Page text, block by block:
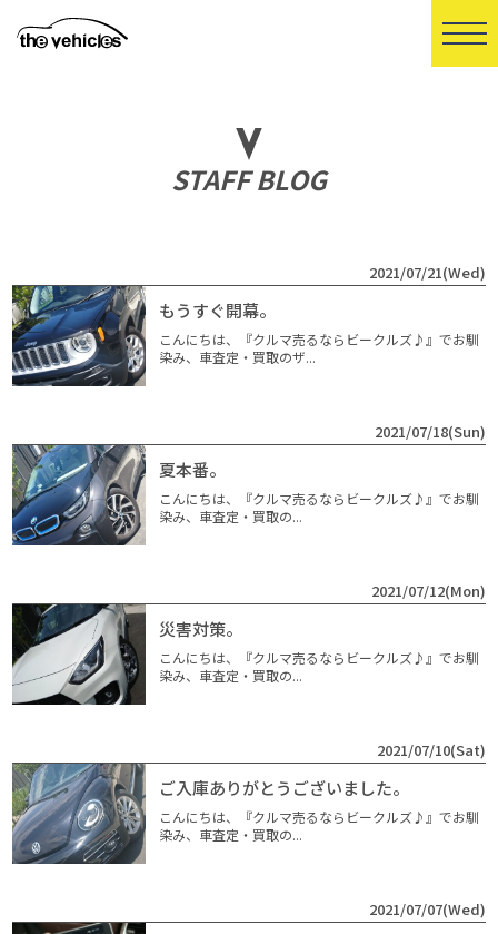
STAFF BLOG
2021/07/21(Wed)
もうすぐ開幕。
こんにちは、『クルマ売るならビークルズ♪』でお馴
染み、車査定・買取のザ...
2021/07/18(Sun)
夏本番。
こんにちは、『クルマ売るならビークルズ♪』でお馴
染み、車査定・買取の...
2021/07/12(Mon)
災害対策。
こんにちは、『クルマ売るならビークルズ♪』でお馴
染み、車査定・買取の...
2021/07/10(Sat)
ご入庫ありがとうございました。
こんにちは、『クルマ売るならビークルズ♪』でお馴
染み、車査定・買取の...
2021/07/07(Wed)